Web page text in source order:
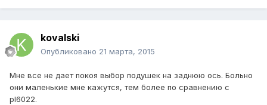
kovalski
Опубликовано 21 марта, 2015
Мне все не дает покоя выбор подушек на заднюю ось. Больно
они маленькие мне кажутся, тем более по сравнению с
pl6022.